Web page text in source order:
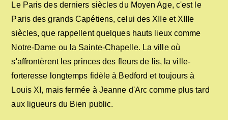
publication :
Le Paris des derniers siècles du Moyen Age, c'est le
Paris des grands Capétiens, celui des XIIe et XIIIe
siècles, que rappellent quelques hauts lieux comme
Notre-Dame ou la Sainte-Chapelle. La ville où
s'affrontèrent les princes des fleurs de lis, la ville-
forteresse longtemps fidèle à Bedford et toujours à
Louis XI, mais fermée à Jeanne d'Arc comme plus tard
aux ligueurs du Bien public.